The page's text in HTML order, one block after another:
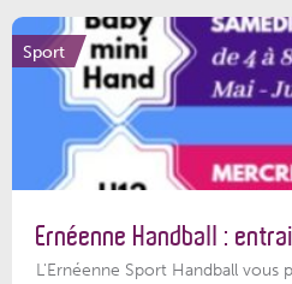
Sport
Ernéenne Handball :
L'Ernéenne Sport Handball vous